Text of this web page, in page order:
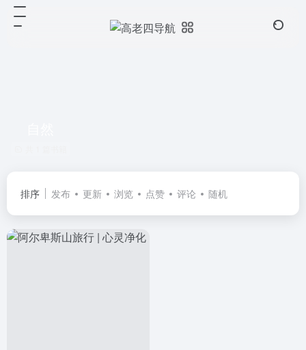
排序 发布 更新 浏览 点赞 评论 随机